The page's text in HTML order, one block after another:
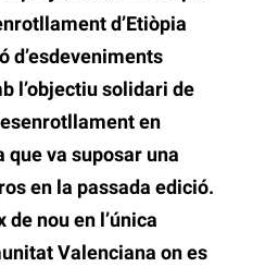
d’Etiòpia
d’esdeveniments
l’objectiu solidari de
en
va suposar una
en la passada edició.
nou en l’única
Valenciana on es